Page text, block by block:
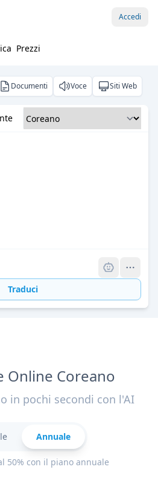
Accedi
Prezzi
Documenti Voce Siti Web
Traduci
Online Coreano
in pochi secondi con l'AI
Annuale
50% con il piano annuale